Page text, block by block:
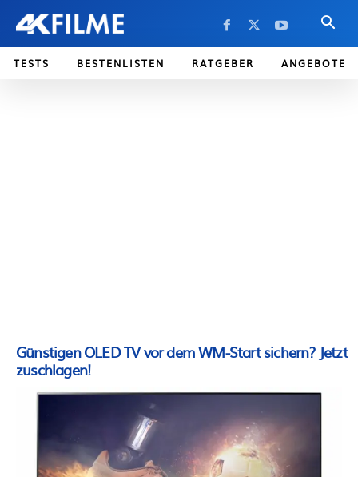
TESTS BESTENLISTEN RATGEBER ANGEBOTE
Günstigen OLED TV vor dem WM-Start sichern? Jetzt
zuschlagen!